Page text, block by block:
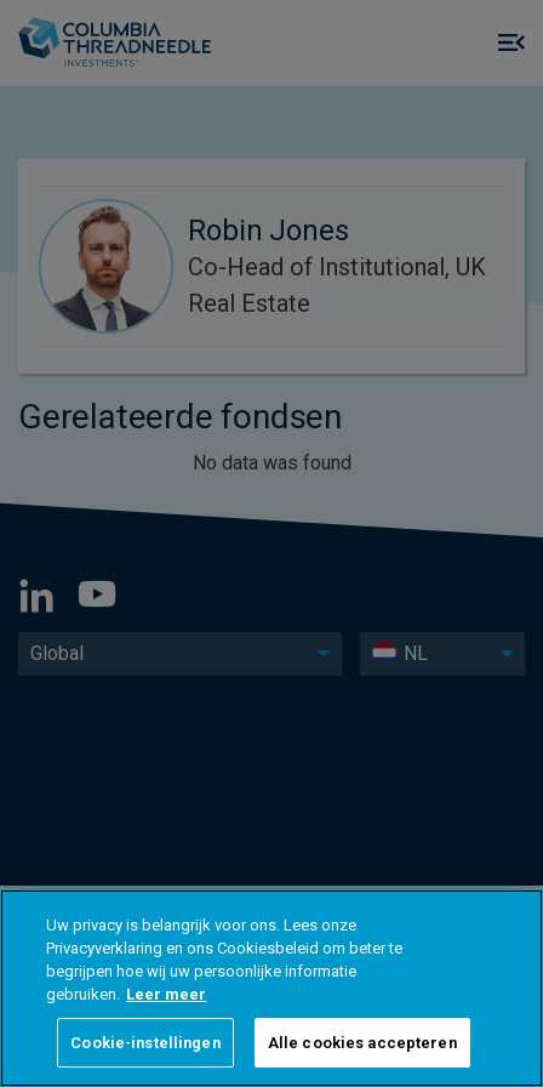
Robin Jones
Co-Head of Institutional, UK
Real Estate
Gerelateerde fondsen
No data was found
Global NL
Uw privacy is belangrijk voor ons. Lees onze
Privacyverklaring en ons Cookiesbeleid om beter te
begrijpen hoe wij uw persoonlijke informatie
gebruiken. Leer meer
Cookie-instellingen Alle cookies accepteren